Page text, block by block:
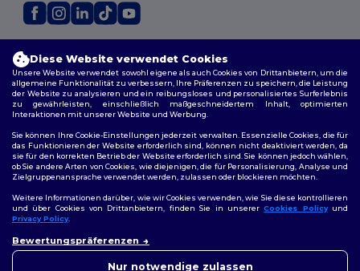
Allgemeine Geschäftsbedingungen|Personalisierungsrichtlinien
Datenschutzbestimmungen|Cookie-Richtlinie|Site Map
Berlin| Hamburg |München| Köln|Frankfurt Dortmund
Diese Website verwendet Cookies
Unsere Website verwendet sowohl eigene als auch Cookies von Drittanbietern, um die
allgemeine Funktionalität zu verbessern, Ihre Präferenzen zu speichern, die Leistung
der Website zu analysieren und ein reibungsloses und personalisiertes Surferlebnis
zu gewährleisten, einschließlich maßgeschneidertem Inhalt, optimierten
Interaktionen mit unserer Website und Werbung.
Sie können Ihre Cookie-Einstellungen jederzeit verwalten. Essenzielle Cookies, die für
das Funktionieren der Website erforderlich sind, können nicht deaktiviert werden, da
sie für den korrekten Betrieb der Website erforderlich sind. Sie können jedoch wählen,
ob Sie andere Arten von Cookies, wie diejenigen, die für Personalisierung, Analyse und
Zielgruppenansprache verwendet werden, zulassen oder blockieren möchten.
Weitere Informationen darüber, wie wir Cookies verwenden, wie Sie diese kontrollieren
und über Cookies von Drittanbietern, finden Sie in unsererCookies Policyund
Privacy Policy.
Bewertungspräferenzen
Nur notwendige zulassen